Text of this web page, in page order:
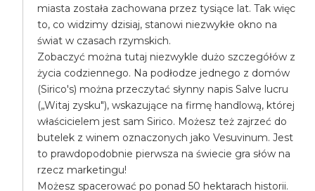
miasta została zachowana przez tysiące lat. Tak więc
to, co widzimy dzisiaj, stanowi niezwykłe okno na
świat w czasach rzymskich.
Zobaczyć można tutaj niezwykle dużo szczegółów z
życia codziennego. Na podłodze jednego z domów
(Sirico's) można przeczytać słynny napis Salve lucru
(„Witaj zysku"), wskazujące na firmę handlową, której
właścicielem jest sam Sirico. Możesz też zajrzeć do
butelek z winem oznaczonych jako Vesuvinum. Jest
to prawdopodobnie pierwsza na świecie gra słów na
rzecz marketingu!
Możesz spacerować po ponad 50 hektarach historii.